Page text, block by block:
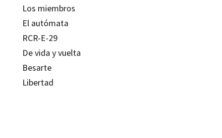
Los miembros
El autómata
RCR-E-29
De vida y vuelta
Besarte
Libertad